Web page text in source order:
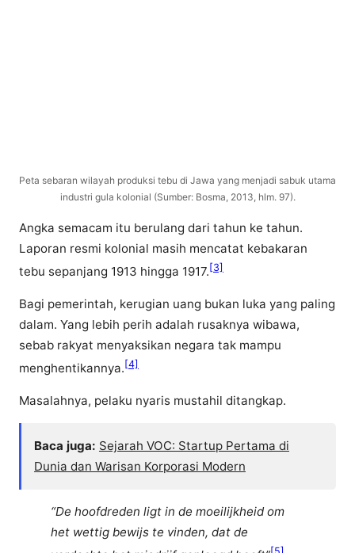
Peta sebaran wilayah produksi tebu di Jawa yang menjadi sabuk utama
industri gula kolonial (Sumber: Bosma, 2013, hlm. 97).
Angka semacam itu berulang dari tahun ke tahun.
Laporan resmi kolonial masih mencatat kebakaran
tebu sepanjang 1913 hingga 1917. [3]
Bagi pemerintah, kerugian uang bukan luka yang paling
dalam. Yang lebih perih adalah rusaknya wibawa,
sebab rakyat menyaksikan negara tak mampu
menghentikannya. [4]
Masalahnya, pelaku nyaris mustahil ditangkap.
Baca juga: Sejarah VOC: Startup Pertama di
Dunia dan Warisan Korporasi Modern
“De hoofdreden ligt in de moeilijkheid om
het wettig bewijs te vinden, dat de